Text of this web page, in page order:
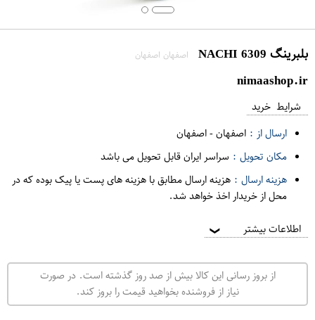
بلبرینگ 6309 NACHI اصفهان اصفهان
nimaashop.ir
شرایط خرید
ارسال از : اصفهان-اصفهان
مکان تحویل : سراسر ایران قابل تحویل می باشد
هزینه ارسال : هزینه ارسال مطابق با هزینه های پست یا پیک بوده که در
محل از خریدار اخذ خواهد شد.
اطلاعات بیشتر ❯
از بروز رسانی این کالا بیش از صد روز گذشته است. در صورت
نیاز از فروشنده بخواهید قیمت را بروز کند.